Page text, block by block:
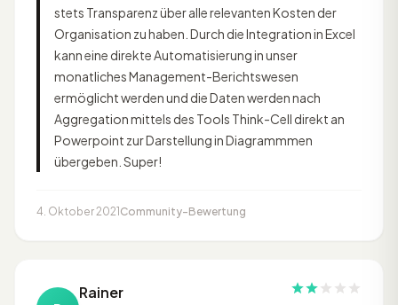
stets Transparenz über alle relevanten Kosten der
Organisation zu haben. Durch die Integration in Excel
kann eine direkte Automatisierung in unser
monatliches Management-Berichtswesen
ermöglicht werden und die Daten werden nach
Aggregation mittels des Tools Think-Cell direkt an
Powerpoint zur Darstellung in Diagrammmen
übergeben. Super!
4. Oktober 2021 Community-Bewertung
Rainer